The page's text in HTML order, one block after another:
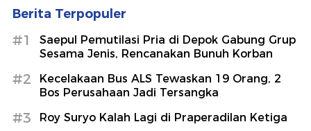
Berita Terpopuler
#1
Saepul Pemutilasi Pria di Depok Gabung Grup
Sesama Jenis, Rencanakan Bunuh Korban
#2
Kecelakaan Bus ALS Tewaskan 19 Orang, 2
Bos Perusahaan Jadi Tersangka
#3 Roy Suryo Kalah Lagi di Praperadilan Ketiga